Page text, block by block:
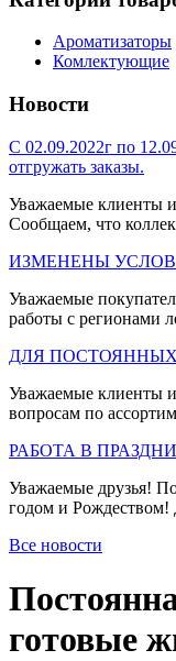
Ароматизаторы
Комлектующие
Новости
С 02.09.2022г по
отгружать заказы.
Уважаемые клиенты
Сообщаем, что
ИЗМЕНЕНЫ
Уважаемые
работы с регионами
ДЛЯ ПОСТОЯННЫХ
Уважаемые клиенты
вопросам по
РАБОТА В
Уважаемые друзья!
годом и Рождеством!
Все новости
готовые